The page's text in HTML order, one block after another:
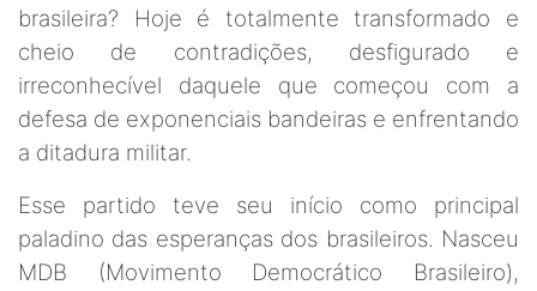
brasileira? Hoje é totalmente transformado e
cheio de contradições, desfigurado e
irreconhecível daquele que começou com a
defesa de exponenciais bandeiras e enfrentando
a ditadura militar.
Esse partido teve seu início como principal
paladino das esperanças dos brasileiros. Nasceu
MDB (Movimento Democrático Brasileiro),